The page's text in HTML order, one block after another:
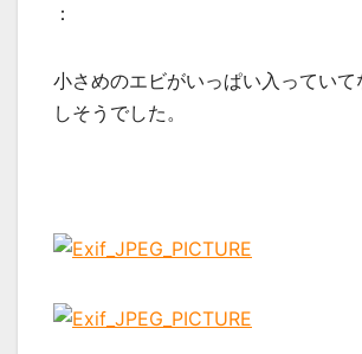
：
小さめのエビがいっぱい入ってい
しそうでした。